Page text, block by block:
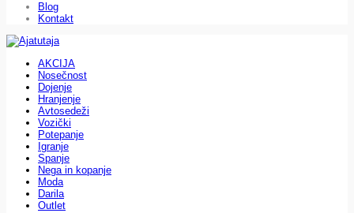
Blog
Kontakt
AKCIJA
Nosečnost
Dojenje
Hranjenje
Avtosedeži
Vozički
Potepanje
Igranje
Spanje
Nega in kopanje
Moda
Darila
Outlet